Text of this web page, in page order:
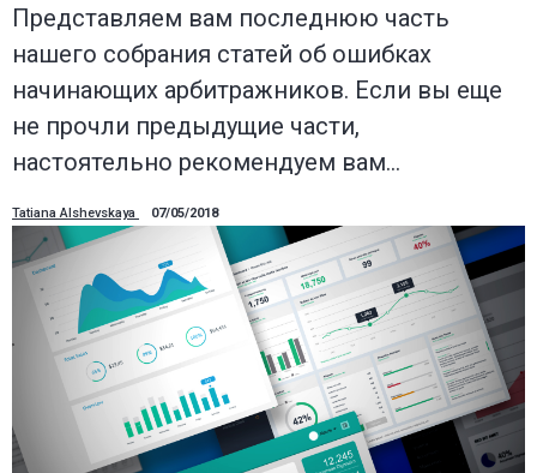
Представляем вам последнюю часть
нашего собрания статей об ошибках
начинающих арбитражников. Если вы еще
не прочли предыдущие части,
настоятельно рекомендуем вам…
Tatiana Alshevskaya 07/05/2018